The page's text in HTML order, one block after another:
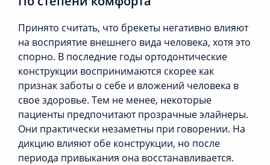
Принято считать, что брекеты негативно влияют
на восприятие внешнего вида человека, хотя это
спорно. В последние годы ортодонтические
конструкции воспринимаются скорее как
признак заботы о себе и вложений человека в
свое здоровье. Тем не менее, некоторые
пациенты предпочитают прозрачные элайнеры.
Они практически незаметны при говорении. На
дикцию влияют обе конструкции, но после
периода привыкания она восстанавливается.